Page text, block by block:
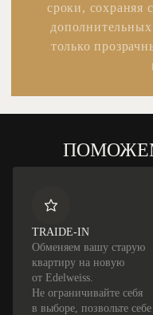
сроки, сохраняя
только
TRAIDE-IN
Обменяем вашу старую
квартиру на новую
от Edelweiss.
Не ограничивайте себя
в выборе, позвольте себе